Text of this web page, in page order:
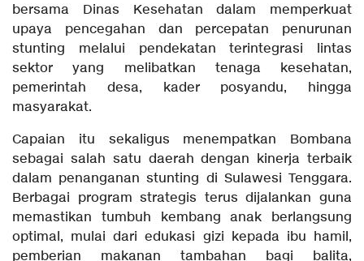
bersama Dinas Kesehatan dalam memperkuat
upaya pencegahan dan percepatan penurunan
stunting melalui pendekatan terintegrasi lintas
sektor yang melibatkan tenaga kesehatan,
pemerintah desa, kader posyandu, hingga
masyarakat.
Capaian itu sekaligus menempatkan Bombana
sebagai salah satu daerah dengan kinerja terbaik
dalam penanganan stunting di Sulawesi Tenggara.
Berbagai program strategis terus dijalankan guna
memastikan tumbuh kembang anak berlangsung
optimal, mulai dari edukasi gizi kepada ibu hamil,
pemberian makanan tambahan bagi balita,